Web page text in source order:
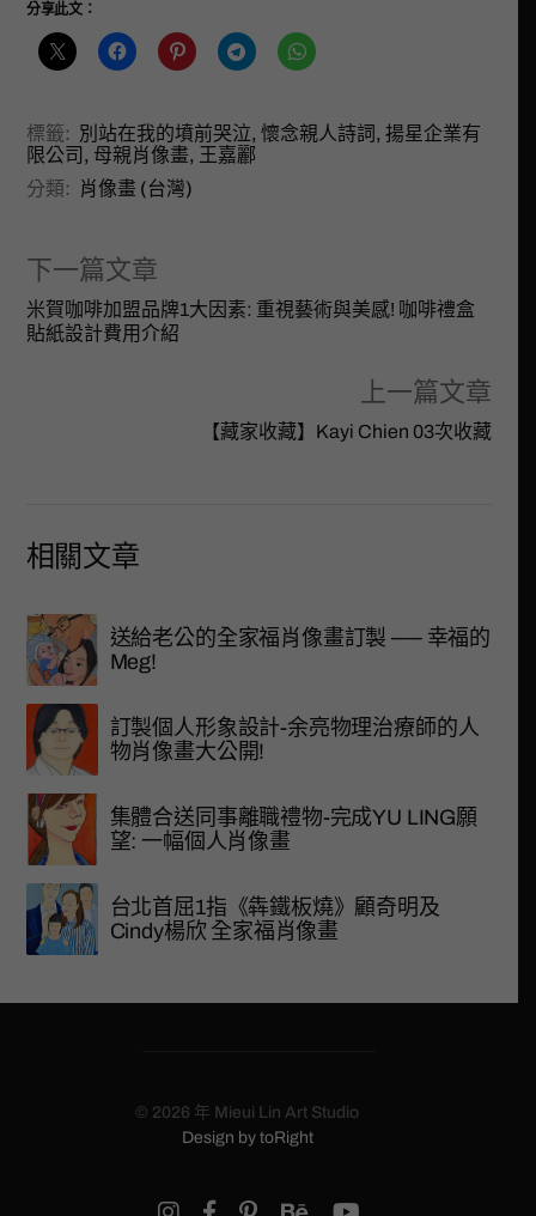
分享此文：
標籤: 別站在我的墳前哭泣, 懷念親人詩詞 , 揚星企業有
限公司 , 母親肖像畫, 王嘉酈
分類:
肖像畫 (台灣)
下一篇文章
米賀咖啡加盟品牌1大因素: 重視藝術與美感! 咖啡禮盒
貼紙設計費用介紹
上一篇文章
【藏家收藏】Kayi Chien 03次收藏
相關文章
送給老公的全家福肖像畫訂製 ── 幸福的
Meg!
訂製個人形象設計-余亮物理治療師的人
物肖像畫大公開!
集體合送同事離職禮物-完成YU LING願
望: 一幅個人肖像畫
台北首屈1指《犇鐵板燒》顧奇明及
Cindy楊欣 全家福肖像畫
© 2026 年 Mieui Lin Art Studio
Design by toRight